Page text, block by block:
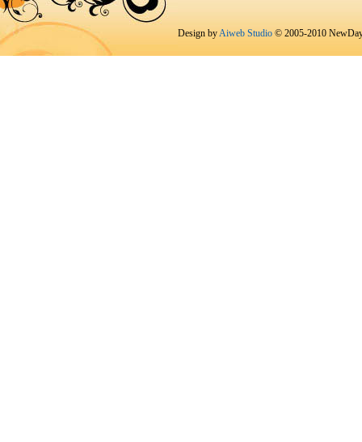
Design byAiweb Studio © 2005-2010